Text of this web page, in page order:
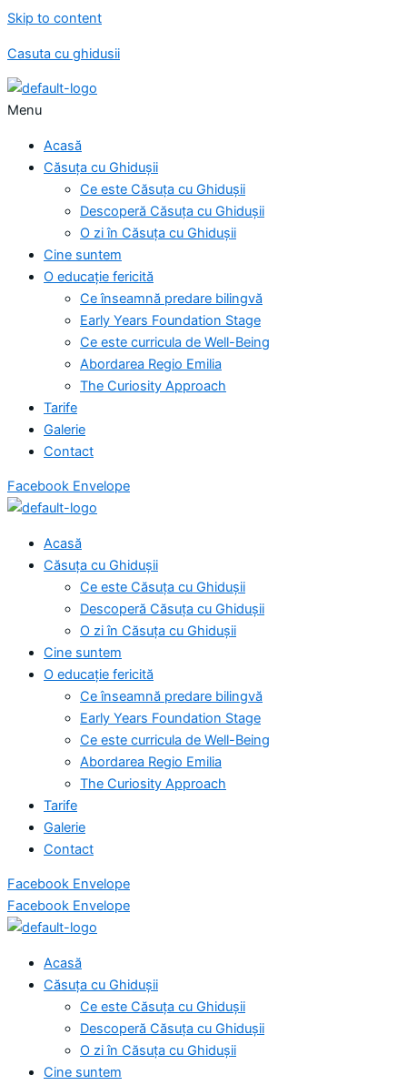
Skip to content
Casuta cu ghidusii
Menu
Acasă
Căsuța cu Ghidușii
Ce este Căsuța cu Ghidușii
Descoperă Căsuța cu Ghidușii
O zi în Căsuța cu Ghidușii
Cine suntem
O educație fericită
Ce înseamnă predare bilingvă
Early Years Foundation Stage
Ce este curricula de Well-Being
Abordarea Regio Emilia
The Curiosity Approach
Tarife
Galerie
Contact
Facebook Envelope
Acasă
Căsuța cu Ghidușii
Ce este Căsuța cu Ghidușii
Descoperă Căsuța cu Ghidușii
O zi în Căsuța cu Ghidușii
Cine suntem
O educație fericită
Ce înseamnă predare bilingvă
Early Years Foundation Stage
Ce este curricula de Well-Being
Abordarea Regio Emilia
The Curiosity Approach
Tarife
Galerie
Contact
Facebook Envelope
Facebook Envelope
Acasă
Căsuța cu Ghidușii
Ce este Căsuța cu Ghidușii
Descoperă Căsuța cu Ghidușii
O zi în Căsuța cu Ghidușii
Cine suntem